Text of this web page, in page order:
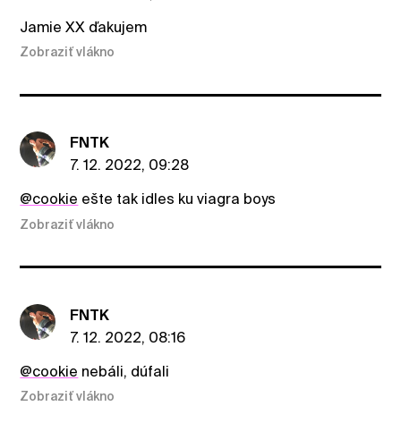
Jamie XX ďakujem
Zobraziť vlákno
FNTK
7. 12. 2022, 09:28
@cookie ešte tak idles ku viagra boys
Zobraziť vlákno
FNTK
7. 12. 2022, 08:16
@cookie nebáli, dúfali
Zobraziť vlákno